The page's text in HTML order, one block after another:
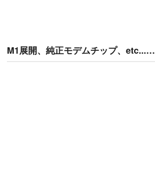
M1展開、純正モデムチップ、etc...…